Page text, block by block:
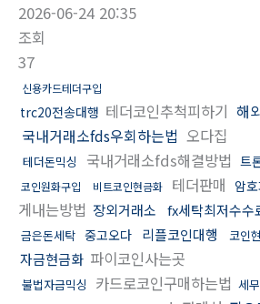
2026-06-24 20:35
조회
37
신용카드테더구입
trc20전송대행 테더코인추척피하기 해
국내거래소fds우회하는법 오다집
테더돈믹싱 국내거래소fds해결방법 트
코인원화구입
비트코인현금화 테더판매 암
게내는방법 장외거래소 fx세탁최저수수
금은돈세탁 중고오다 리플코인대행 코인
자금현금화 파이코인사는곳
불법자금믹싱 카드로코인구매하는법 세